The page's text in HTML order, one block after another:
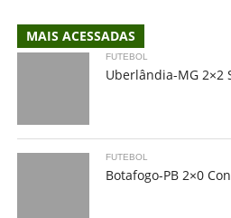
MAIS ACESSADAS
FUTEBOL
Uberlândia-MG 2×2
FUTEBOL
Botafogo-PB 2×0